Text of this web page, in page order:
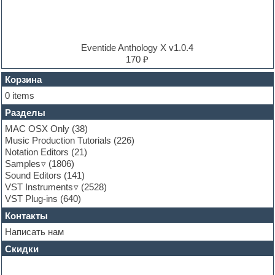
EXS24 Instruments
FL Studio
Flute
Folk samples
Fruityloops
Funk
Garritan
General MIDI kits
Guitar emulation
Guitar loops
Guitar processing and effects
Hands-up samples
Hardstyle
Heavy metal sample packs
Hip-hop
House music
Hypersonic
Jazz
Eventide Anthology X v1.0.4
170 ₽
Корзина
0 items
Разделы
MAC OSX Only (38)
Music Production Tutorials (226)
Notation Editors (21)
Samples
(1806)
Sound Editors (141)
VST Instruments
(2528)
VST Plug-ins (640)
Контакты
Написать нам
Скидки